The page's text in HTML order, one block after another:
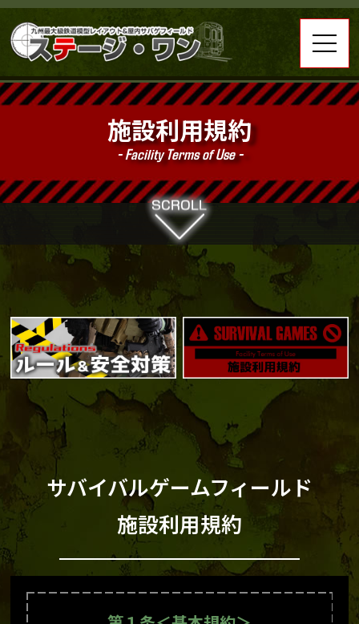
施設利用規約
- Facility Terms of Use -
サバイバルゲームフィールド
施設利用規約